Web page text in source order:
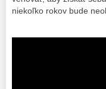
niekoľko rokov bude